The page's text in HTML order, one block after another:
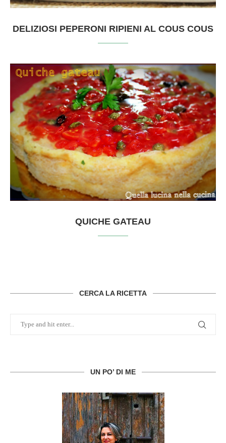
DELIZIOSI PEPERONI RIPIENI AL COUS COUS
QUICHE GATEAU
CERCA LA RICETTA
UN PO’ DI ME